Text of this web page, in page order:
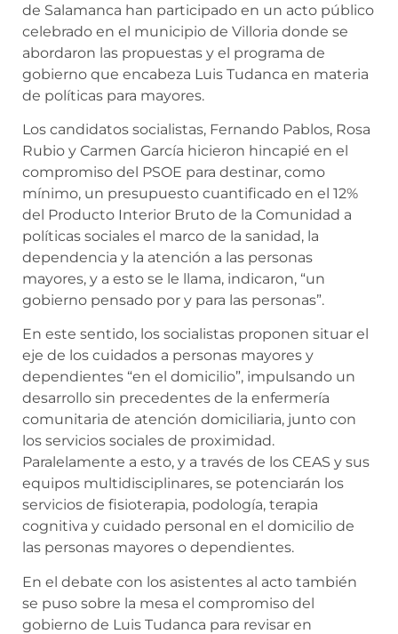
de Salamanca han participado en un acto público
celebrado en el municipio de Villoria donde se
abordaron las propuestas y el programa de
gobierno que encabeza Luis Tudanca en materia
de políticas para mayores.
Los candidatos socialistas, Fernando Pablos, Rosa
Rubio y Carmen García hicieron hincapié en el
compromiso del PSOE para destinar, como
mínimo, un presupuesto cuantificado en el 12%
del Producto Interior Bruto de la Comunidad a
políticas sociales el marco de la sanidad, la
dependencia y la atención a las personas
mayores, y a esto se le llama, indicaron, “un
gobierno pensado por y para las personas”.
En este sentido, los socialistas proponen situar el
eje de los cuidados a personas mayores y
dependientes “en el domicilio”, impulsando un
desarrollo sin precedentes de la enfermería
comunitaria de atención domiciliaria, junto con
los servicios sociales de proximidad.
Paralelamente a esto, y a través de los CEAS y sus
equipos multidisciplinares, se potenciarán los
servicios de fisioterapia, podología, terapia
cognitiva y cuidado personal en el domicilio de
las personas mayores o dependientes.
En el debate con los asistentes al acto también
se puso sobre la mesa el compromiso del
gobierno de Luis Tudanca para revisar en